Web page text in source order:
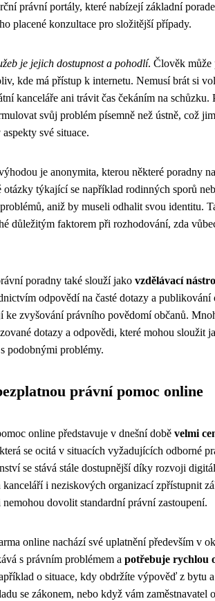
právní portály, které nabízejí základní
placené konzultace pro složitější případy.
je jejich dostupnost a pohodlí. Člověk může
kde má přístup k internetu. Nemusí brát si
kanceláře ani trávit čas čekáním na
svůj problém písemně než ústně, což
své situace.
je anonymita, kterou některé poradny
týkající se například rodinných sporů
aniž by museli odhalit svou identitu.
důležitým faktorem při rozhodování, zda
poradny také slouží jako vzdělávací
odpovědí na časté dotazy a
ke zvyšování právního povědomí občanů.
dotazy a odpovědi, které mohou sloužit
podobnými problémy.
právní pomoc online
online představuje v dnešní době velmi
se ocitá v situacích vyžadujících odborné
se stává stále dostupnější díky rozvoji
kanceláří i neziskových organizací zpřístupnit
dovolit standardní právní zastoupení.
online nachází své uplatnění především v
s právním problémem a potřebuje rychlou
o situace, kdy obdržíte výpověď z bytu
se zákonem, nebo když vám zaměstnavatel